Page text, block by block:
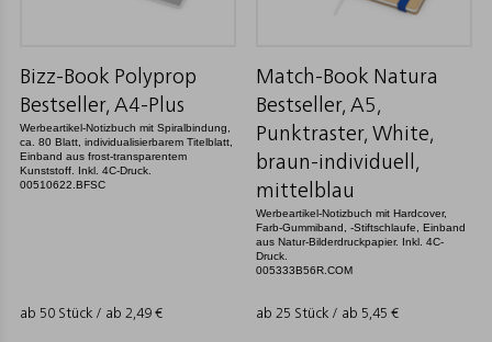
Bizz-Book Polyprop
Bestseller, A4-Plus
Werbeartikel-Notizbuch mit Spiralbindung,
ca. 80 Blatt, individualisierbarem Titelblatt,
Einband aus frost-transparentem
Kunststoff. Inkl. 4C-Druck.
00510622.BFSC
ab 50 Stück / ab 2,49 €
Match-Book Natura
Bestseller, A5,
Punktraster, White,
braun-individuell,
mittelblau
Werbeartikel-Notizbuch mit Hardcover,
Farb-Gummiband, -Stiftschlaufe, Einband
aus Natur-Bilderdruckpapier. Inkl. 4C-
Druck.
005333B56R.COM
ab 25 Stück / ab 5,45 €